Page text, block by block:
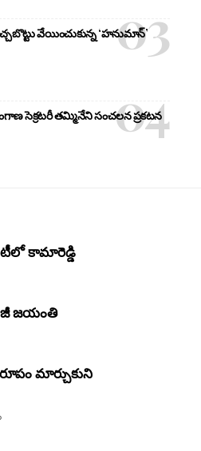
వేయించుకున్న ‘హనుమాన్’
సెక్రటరీ తమ్మినేని సంచలన ప్రకటన
కామారెడ్డి
జయంతి
మార్చుకుని